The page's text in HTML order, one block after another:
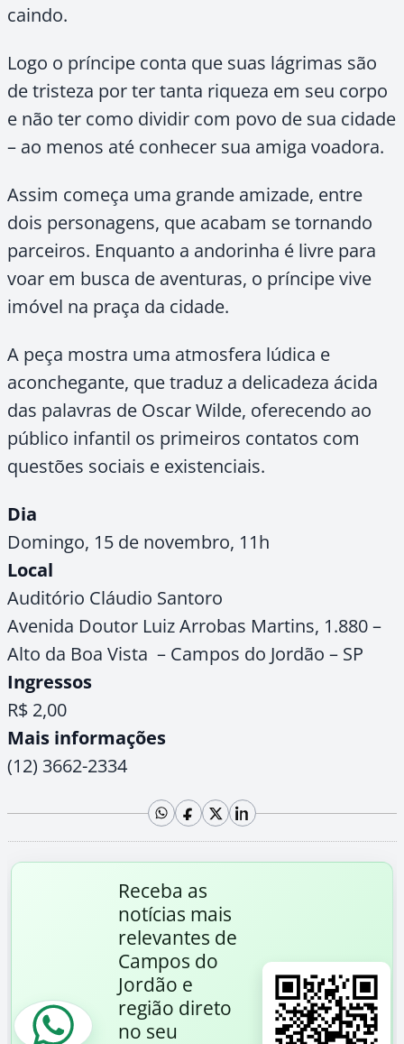
caindo.
Logo o príncipe conta que suas lágrimas são
de tristeza por ter tanta riqueza em seu corpo
e não ter como dividir com povo de sua cidade
– ao menos até conhecer sua amiga voadora.
Assim começa uma grande amizade, entre
dois personagens, que acabam se tornando
parceiros. Enquanto a andorinha é livre para
voar em busca de aventuras, o príncipe vive
imóvel na praça da cidade.
A peça mostra uma atmosfera lúdica e
aconchegante, que traduz a delicadeza ácida
das palavras de Oscar Wilde, oferecendo ao
público infantil os primeiros contatos com
questões sociais e existenciais.
Dia
Domingo, 15 de novembro, 11h
Local
Auditório Cláudio Santoro
Avenida Doutor Luiz Arrobas Martins, 1.880 –
Alto da Boa Vista – Campos do Jordão – SP
Ingressos
R$ 2,00
Mais informações
(12) 3662-2334
Receba as
notícias mais
relevantes de
Campos do
Jordão e
região direto
no seu